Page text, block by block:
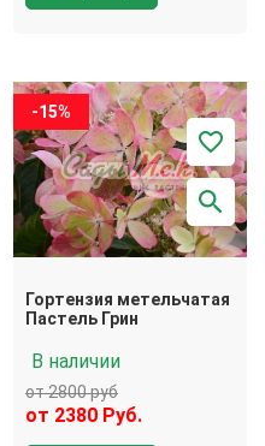
-15%
Гортензия метельчатая
Пастель Грин
В наличии
от 2800 руб
от 2380 Руб.